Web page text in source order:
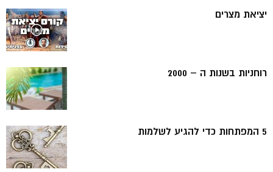
יציאת מצרים
רוחניות בשנות ה – 2000
5 המפתחות כדי להגיע לשלמות